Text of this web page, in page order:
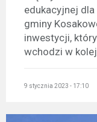
edukacyjnej
gminy
inwestycji,
wchodzi w
9 stycznia 2023 - 17:10